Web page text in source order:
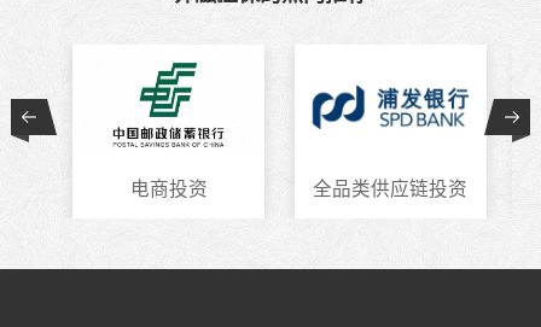
电商投资 全品类供应链投资